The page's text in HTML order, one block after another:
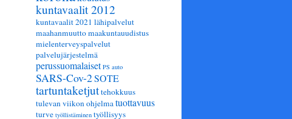
kuntavaalit 2012
kuntavaalit 2021 lähipalvelut
maahanmuuttomaakuntauudistus
mielenterveyspalvelut
palvelujärjestelmä
perussuomalaiset PS auto
SARS-Cov-2SOTE
tartuntaketjuttehokkuus
tulevan viikon ohjelmatuottavuus
turve työllistäminen työllisyys